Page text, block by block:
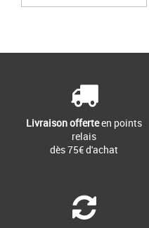
Livraison offerteen points
relais
dès 75€ d'achat